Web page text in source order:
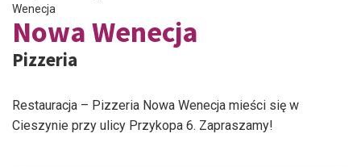
Wenecja
Nowa Wenecja
Pizzeria
Restauracja – Pizzeria Nowa Wenecja mieści się w
Cieszynie przy ulicy Przykopa 6. Zapraszamy!